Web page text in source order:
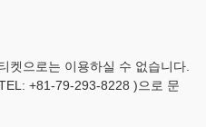
켓으로는 이용하실 수 없습니다.
+81-79-293-8228 )으로 문